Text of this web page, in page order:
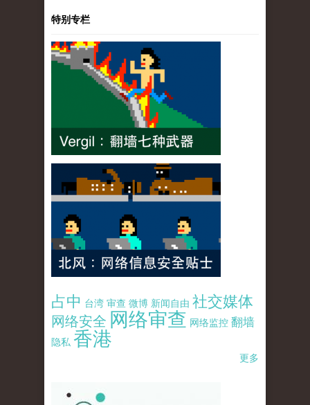
特别专栏
占中 台湾 审查 微博 新闻自由 社交媒体
网络安全 网络审查 网络监控 翻墙
隐私 香港
更多
pao-pao-banner-mirror-site-120814.jpg